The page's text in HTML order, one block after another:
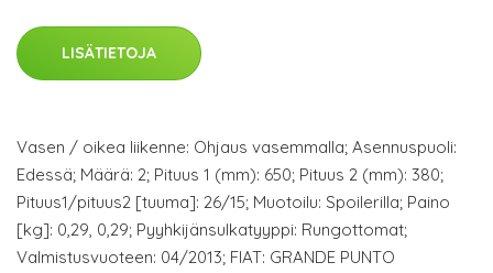
LISÄTIETOJA
Vasen / oikea liikenne: Ohjaus vasemmalla; Asennuspuoli:
Edessä; Määrä: 2; Pituus 1 (mm): 650; Pituus 2 (mm): 380;
Pituus1/pituus2 [tuuma]: 26/15; Muotoilu: Spoilerilla; Paino
[kg]: 0,29, 0,29; Pyyhkijänsulkatyyppi: Rungottomat;
Valmistusvuoteen: 04/2013; FIAT: GRANDE PUNTO